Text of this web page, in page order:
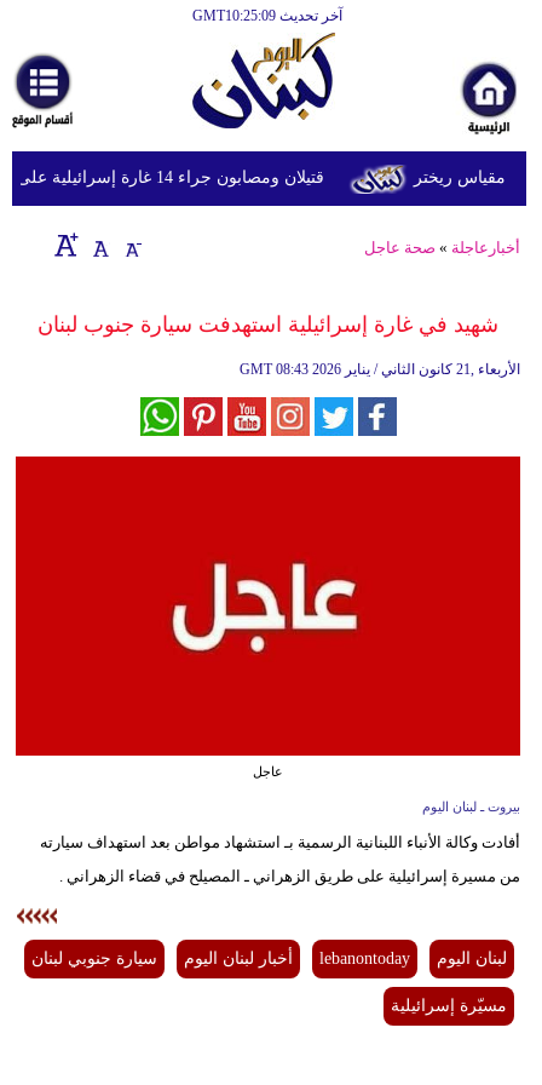
آخر تحديث GMT10:25:09
أخبارعاجلة
رياضة
ثقافة
إقتصاد
وموسيقى
إسلامية
علوم
قتيلان ومصابون جراء 14 غارة إسرائيلية على شرق وجنوب لبنان
أخبارعاجلة » صحة عاجل
شهيد في غارة إسرائيلية استهدفت سيارة جنوب لبنان
GMT 08:43 2026 الأربعاء ,21 كانون الثاني / يناير
عاجل
بيروت ـ لبنان اليوم
أفادت وكالة الأنباء اللبنانية الرسمية بـ استشهاد مواطن بعد استهداف سيارته
من مسيرة إسرائيلية على طريق الزهراني ـ المصيلح في قضاء الزهراني .
لبنان اليوم lebanontoday أخبار لبنان اليوم سيارة جنوبي لبنان
مسيّرة إسرائيلية